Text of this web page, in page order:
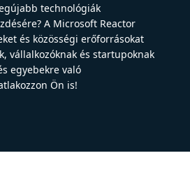
technológiák
A Microsoft Reactor
és közösségi erőforrásokat
vállalkozóknak és startupoknak
egyebekre való
Ön is!